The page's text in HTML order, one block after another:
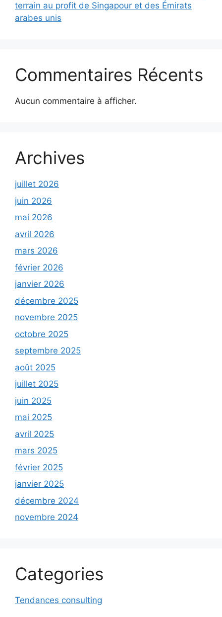
terrain au profit de Singapour et des Émirats
arabes unis
Commentaires Récents
Aucun commentaire à afficher.
Archives
juillet 2026
juin 2026
mai 2026
avril 2026
mars 2026
février 2026
janvier 2026
décembre 2025
novembre 2025
octobre 2025
septembre 2025
août 2025
juillet 2025
juin 2025
mai 2025
avril 2025
mars 2025
février 2025
janvier 2025
décembre 2024
novembre 2024
Categories
Tendances consulting